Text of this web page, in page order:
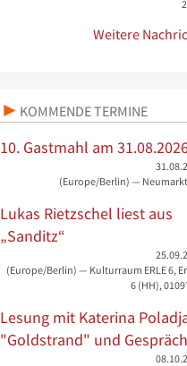
Weitere
KOMMENDE TERMINE
10. Gastmahl am
(Europe/Berlin) —
Lukas Rietzschel liest aus
„Sanditz“
(Europe/Berlin) — Kulturraum ERLE 6,
6 (HH),
Lesung mit Katerina
"Goldstrand" und Gespräch